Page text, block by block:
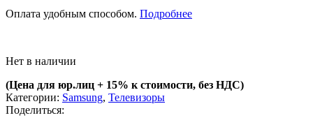
Оплата удобным способом. Подробнее
Нет в наличии
(Цена для юр.лиц + 15% к стоимости, без НДС)
Категории: Samsung, Телевизоры
Поделиться: